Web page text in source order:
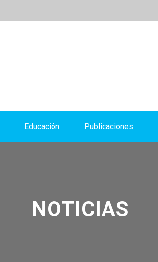
Educación Publicaciones
NOTICIAS